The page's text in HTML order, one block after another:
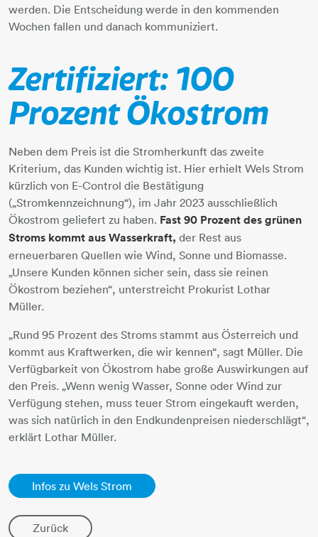
werden. Die Entscheidung werde in den kommenden
Wochen fallen und danach kommuniziert.
Zertifiziert: 100
Prozent Ökostrom
Neben dem Preis ist die Stromherkunft das zweite
Kriterium, das Kunden wichtig ist. Hier erhielt Wels Strom
kürzlich von E-Control die Bestätigung
(„Stromkennzeichnung“), im Jahr 2023 ausschließlich
Ökostrom geliefert zu haben. Fast 90 Prozent des grünen
Stroms kommt aus Wasserkraft, der Rest aus
erneuerbaren Quellen wie Wind, Sonne und Biomasse.
„Unsere Kunden können sicher sein, dass sie reinen
Ökostrom beziehen“, unterstreicht Prokurist Lothar
Müller.
„Rund 95 Prozent des Stroms stammt aus Österreich und
kommt aus Kraftwerken, die wir kennen“, sagt Müller. Die
Verfügbarkeit von Ökostrom habe große Auswirkungen auf
den Preis. „Wenn wenig Wasser, Sonne oder Wind zur
Verfügung stehen, muss teuer Strom eingekauft werden,
was sich natürlich in den Endkundenpreisen niederschlägt“,
erklärt Lothar Müller.
Infos zu Wels Strom
Zurück